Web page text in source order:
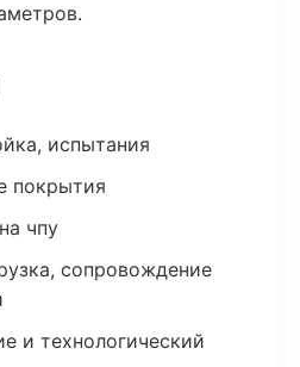
испытания
покрытия
чпу
сопровождение
и технологический